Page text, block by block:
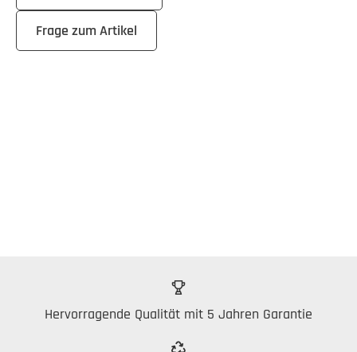
Frage zum Artikel
Hervorragende Qualität mit 5 Jahren Garantie